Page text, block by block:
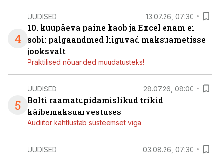
4
UUDISED 13.07.26, 07:30
10. kuupäeva paine kaob ja Excel enam ei
sobi: palgaandmed liiguvad maksuametisse
jooksvalt
Praktilised nõuanded muudatusteks!
5
UUDISED 28.07.26, 08:00
Bolti raamatupidamislikud trikid
käibemaksuarvestuses
Audiitor kahtlustab süsteemset viga
UUDISED 03.08.26, 07:30